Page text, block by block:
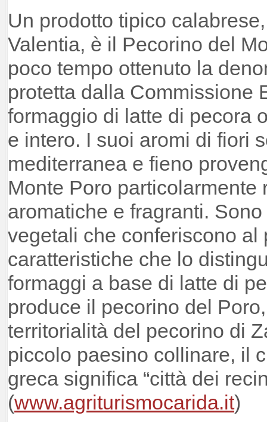
Un prodotto tipico
Valentia, è il Pecorino del
poco tempo ottenuto la
protetta dalla Commissione
formaggio di latte di pecora
e intero. I suoi aromi di fiori
mediterranea e fieno
Monte Poro particolarmente
aromatiche e fragranti.
vegetali che conferiscono al
caratteristiche che lo
formaggi a base di latte di
produce il pecorino del
territorialità del pecorino di
piccolo paesino collinare, il
greca significa “città dei
(www.agriturismocarida.it)